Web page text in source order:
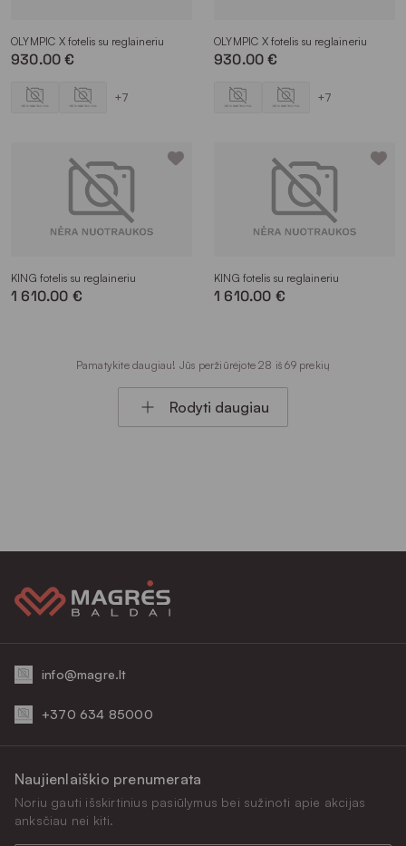
OLYMPIC X fotelis su reglaineriu
930.00 €
+7
OLYMPIC X fotelis su reglaineriu
930.00 €
+7
KING fotelis su reglaineriu
1 610.00 €
KING fotelis su reglaineriu
1 610.00 €
Pamatykite daugiau! Jūs peržiūrėjote 28 iš 69 prekių
Rodyti daugiau
info@magre.lt
+370 634 85000
Naujienlaiškio prenumerata
Noriu gauti išskirtinius pasiūlymus bei sužinoti apie akcijas
anksčiau nei kiti.